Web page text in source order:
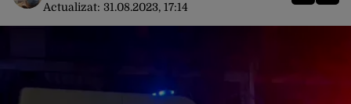
Actualizat: 31.08.2023, 17:14